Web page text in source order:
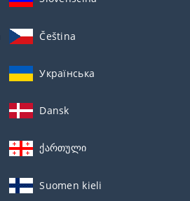
Čeština
Українська
Dansk
ქართული
Suomen kieli